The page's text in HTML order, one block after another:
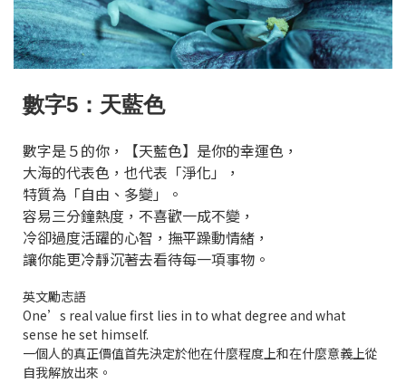
數字5：天藍色
數字是５的你，【天藍色】是你的幸運色，
大海的代表色，也代表「淨化」，
特質為「自由、多變」。
容易三分鐘熱度，不喜歡一成不變，
冷卻過度活躍的心智，撫平躁動情緒，
讓你能更冷靜沉著去看待每一項事物。
英文勵志語
One’s real value first lies in to what degree and what
sense he set himself.
一個人的真正價值首先決定於他在什麼程度上和在什麼意義上從
自我解放出來。